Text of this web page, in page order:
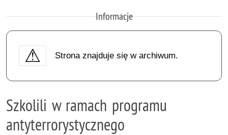
Informacje
Strona znajduje się w archiwum.
Szkolili w ramach programu
antyterrorystycznego